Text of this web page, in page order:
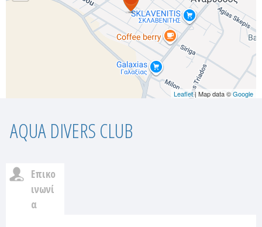
Leaflet| Map data ©Google
AQUA DIVERS CLUB
Επικο
ινωνί
α